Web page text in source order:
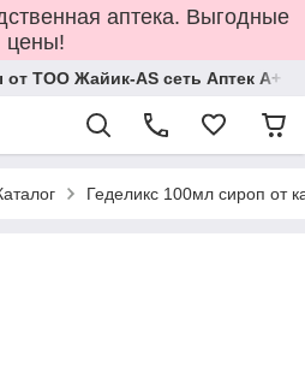
аптека. Выгодные
цены!
ТОО Жайик-AS сеть Аптек А+
Геделикс 100мл сироп от